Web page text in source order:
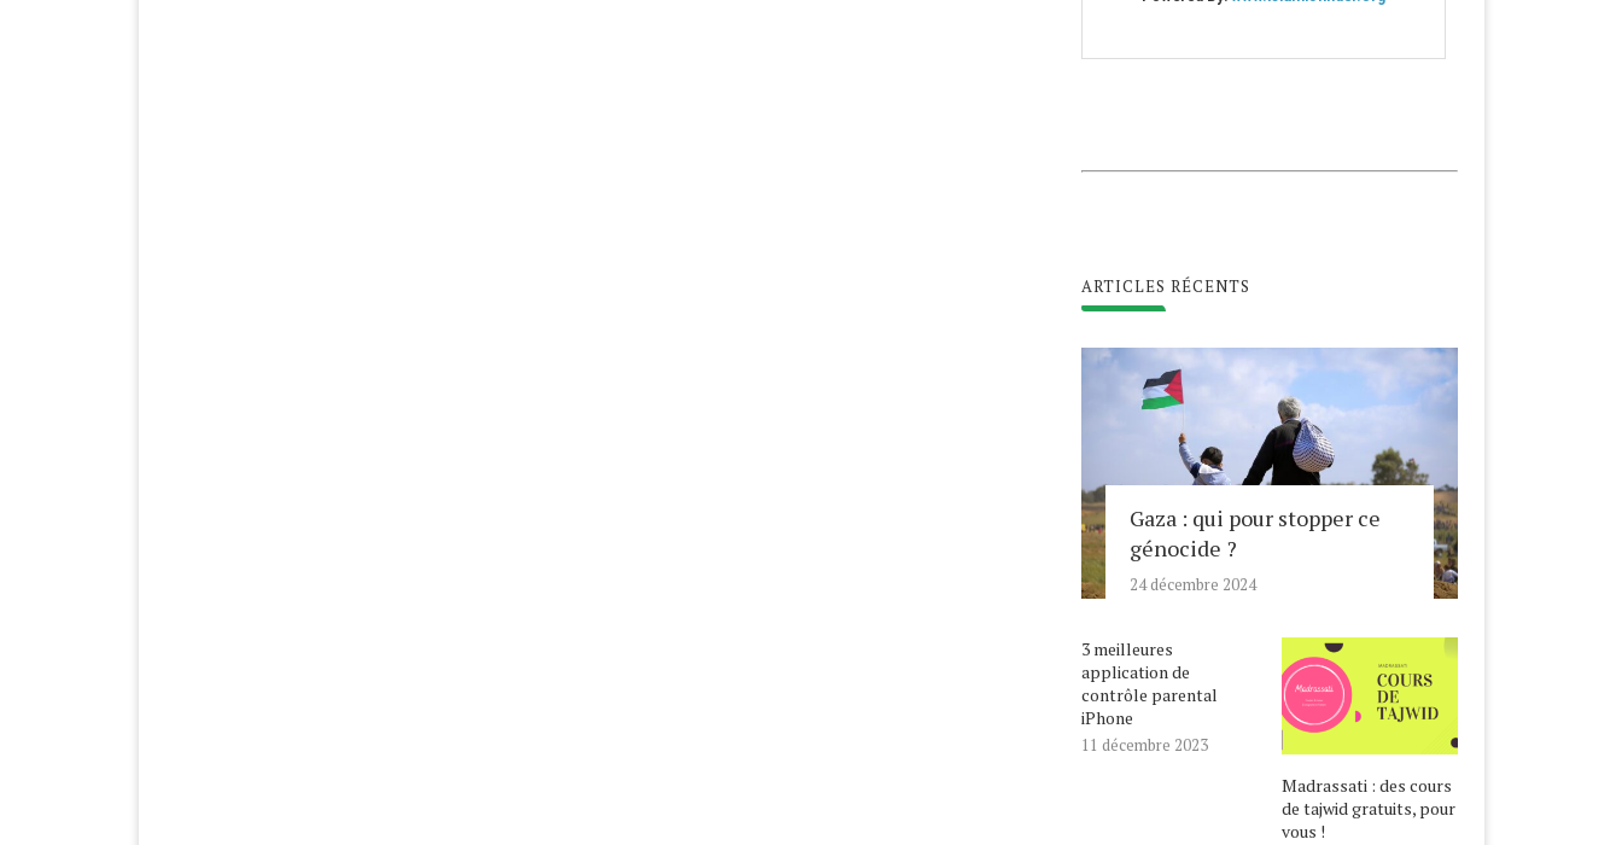
ARTICLES RÉCENTS
Gaza : qui pour stopper ce
génocide ?
24 décembre 2024
3 meilleures
application de
contrôle parental
iPhone
11 décembre 2023
Madrassati : des cours
de tajwid gratuits, pour
vous !